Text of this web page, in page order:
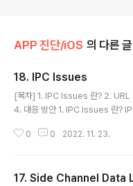
APP 진단/iOS 의 다른 글
18. IPC Issues
[목차] 1. IPC Issues 란? 2.
4. 대응 방안 1. IPC Issues 란
할 수 없는 출처의 URL Schemes
정의한 프로토콜로 다른 앱과 통
0 0 2022. 11. 23.
17. Side Channel Data